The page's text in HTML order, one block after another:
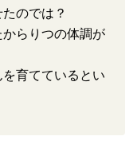
のでは？
らりつの体調が
育てているとい